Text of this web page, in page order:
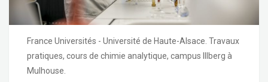
France Universités - Université de Haute-Alsace. Travaux
pratiques, cours de chimie analytique, campus Illberg à
Mulhouse.